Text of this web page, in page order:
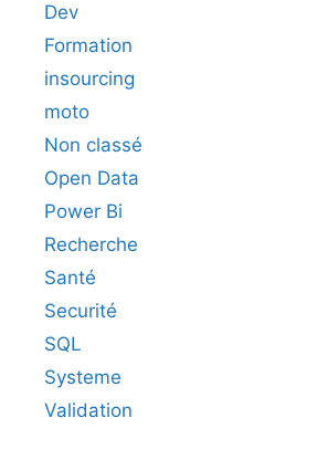
Dev
Formation
insourcing
moto
Non classé
Open Data
Power Bi
Recherche
Santé
Securité
SQL
Systeme
Validation